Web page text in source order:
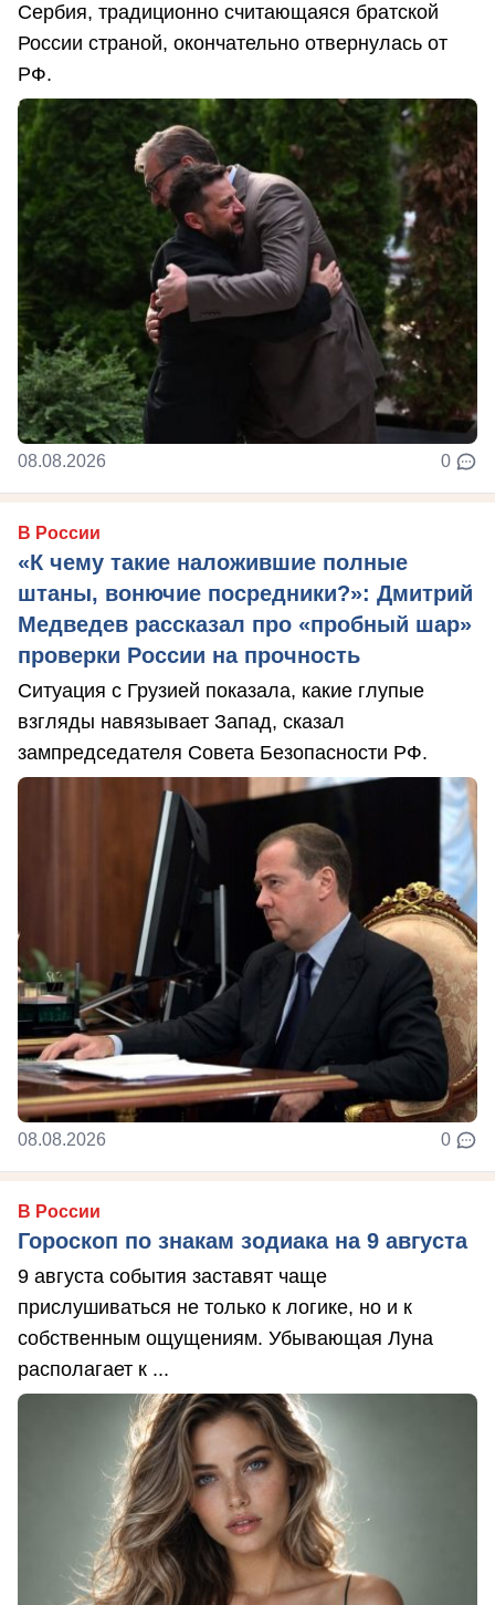
Сербия, традиционно считающаяся братской
России страной, окончательно отвернулась от
РФ.
08.08.2026 0
В России
«К чему такие наложившие полные
штаны, вонючие посредники?»: Дмитрий
Медведев рассказал про «пробный шар»
проверки России на прочность
Ситуация с Грузией показала, какие глупые
взгляды навязывает Запад, сказал
зампредседателя Совета Безопасности РФ.
08.08.2026 0
В России
Гороскоп по знакам зодиака на 9 августа
9 августа события заставят чаще
прислушиваться не только к логике, но и к
собственным ощущениям. Убывающая Луна
располагает к ...